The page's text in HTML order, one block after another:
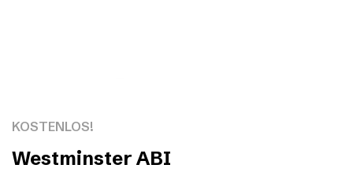
KOSTENLOS!
Westminster ABI